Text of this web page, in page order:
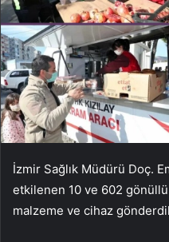
İzmir Sağlık Müdürü Doç.
etkilenen 10 ve 602 gönüllü
malzeme ve cihaz